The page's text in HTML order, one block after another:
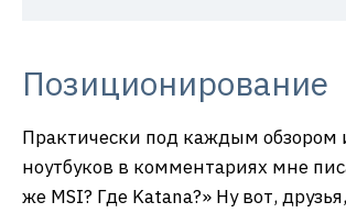
Позиционирование
Практически под каждым обзором
ноутбуков в комментариях мне
же MSI? Где Katana?» Ну вот, друзья,